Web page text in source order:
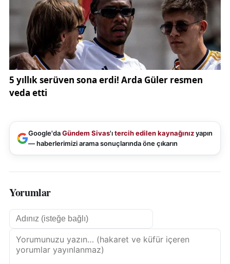
Google'daGündem Sivas'ıtercih edilen kaynağınızyapın
— haberlerimizi arama sonuçlarında öne çıkarın
Yorumlar